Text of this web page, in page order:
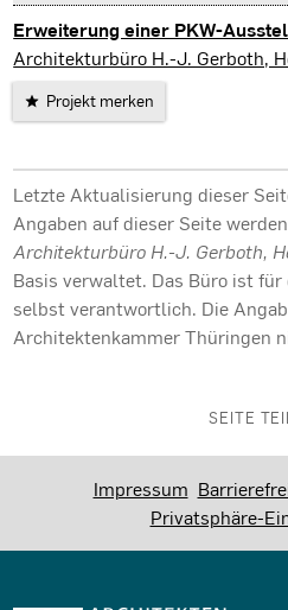
Erweiterung einer PKW-
Nordhausen
Architekturbüro H.-J. Gerboth,
Projekt merken
Letzte Aktualisierung dieser
Angaben auf dieser Seite
Architekturbüro H.-J. Gerboth,
Basis verwaltet. Das Büro ist
selbst verantwortlich. Die
Architektenkammer Thüringen
SEITE
Impressum
Privatsphäre-